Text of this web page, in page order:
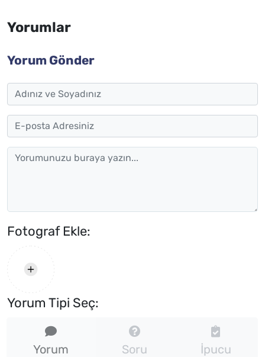
Yorumlar
Yorum Gönder
Fotograf Ekle:
Yorum Tipi Seç:
Yorum Soru İpucu